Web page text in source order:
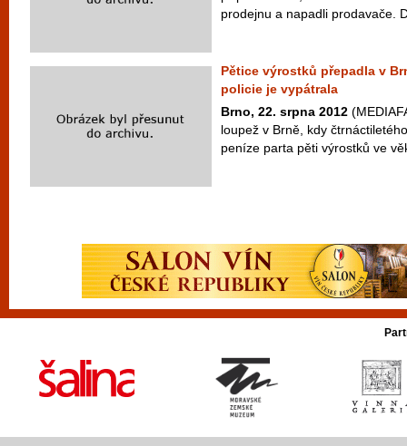
prodejnu a napadli prodavače.
Pětice výrostků přepadla v
policie je vypátrala
Brno, 22. srpna 2012
loupež v Brně, kdy
peníze parta pěti výrostků ve